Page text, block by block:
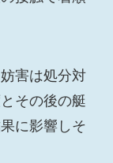
害は処分対
その後の艇
に影響しそ